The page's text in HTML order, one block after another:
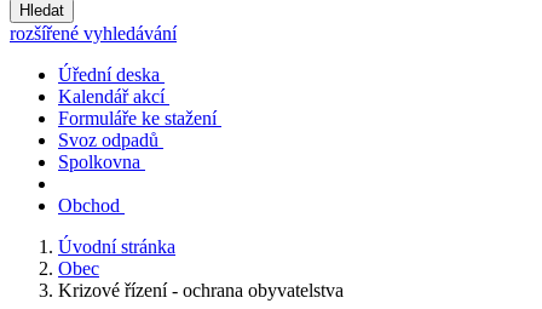
Hledat
rozšířené vyhledávání
Úřední deska
Kalendář akcí
Formuláře ke stažení
Svoz odpadů
Spolkovna
Obchod
Úvodní stránka
Obec
Krizové řízení - ochrana obyvatelstva